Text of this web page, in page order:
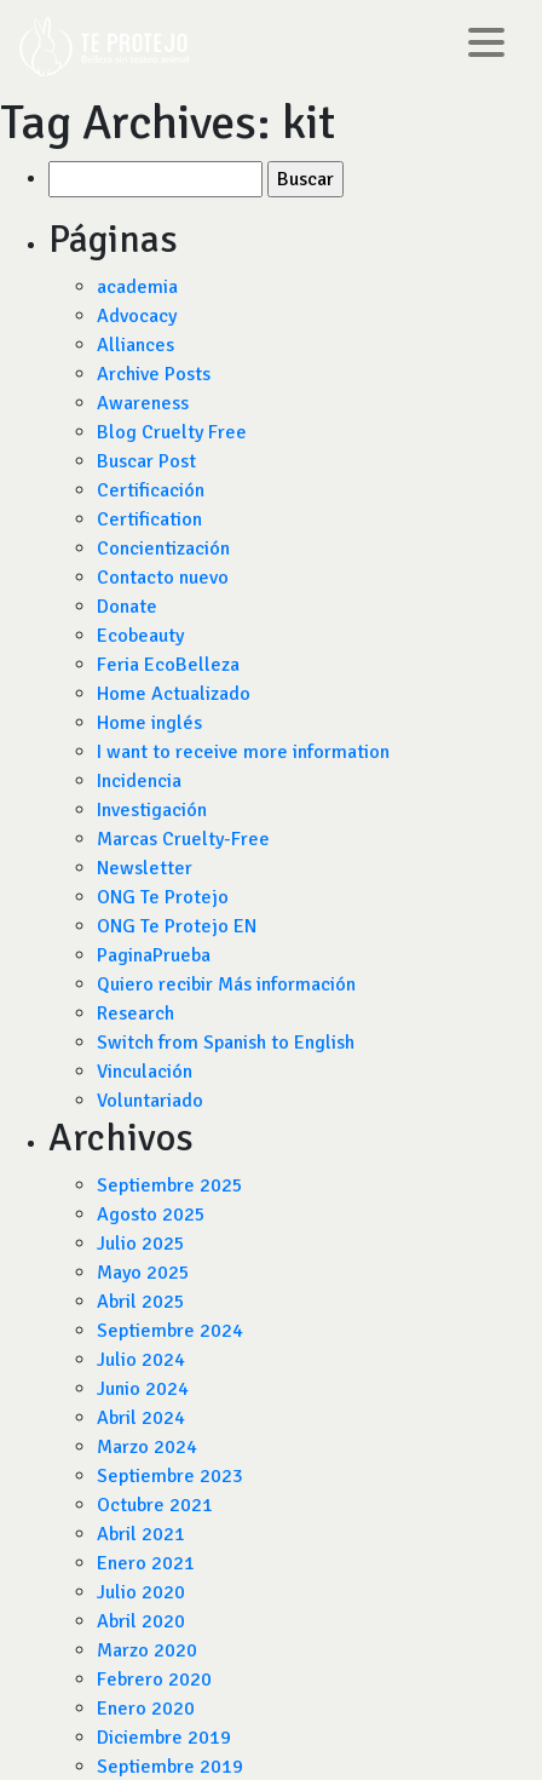
Tag Archives: kit
por:
Páginas
academia
Advocacy
Alliances
Archive Posts
Awareness
Blog Cruelty Free
Buscar Post
Certificación
Certification
Concientización
Contacto nuevo
Donate
Ecobeauty
Feria EcoBelleza
Home Actualizado
Home inglés
I want to receive more information
Incidencia
Investigación
Marcas Cruelty-Free
Newsletter
ONG Te Protejo
ONG Te Protejo EN
PaginaPrueba
Quiero recibir Más información
Research
Switch from Spanish to English
Vinculación
Voluntariado
Archivos
Septiembre 2025
Agosto 2025
Julio 2025
Mayo 2025
Abril 2025
Septiembre 2024
Julio 2024
Junio 2024
Abril 2024
Marzo 2024
Septiembre 2023
Octubre 2021
Abril 2021
Enero 2021
Julio 2020
Abril 2020
Marzo 2020
Febrero 2020
Enero 2020
Diciembre 2019
Septiembre 2019